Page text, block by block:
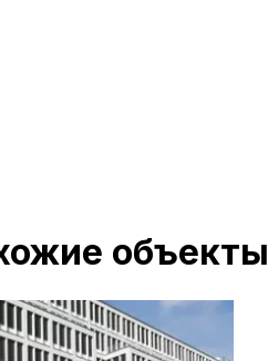
объекты